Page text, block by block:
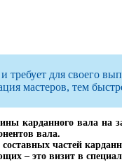
требует для своего
мастеров, тем
карданного вала на
вала.
частей
– это визит в